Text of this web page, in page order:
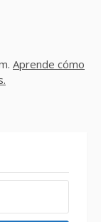
Aprende cómo